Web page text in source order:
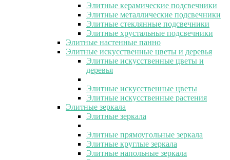
Элитные керамические подсвечники
Элитные металлические подсвечники
Элитные стеклянные подсвечники
Элитные хрустальные подсвечники
Элитные настенные панно
Элитные искусственные цветы и деревья
Элитные искусственные цветы и
деревья
Элитные искусственные цветы
Элитные искусственные растения
Элитные зеркала
Элитные зеркала
Элитные прямоугольные зеркала
Элитные круглые зеркала
Элитные напольные зеркала